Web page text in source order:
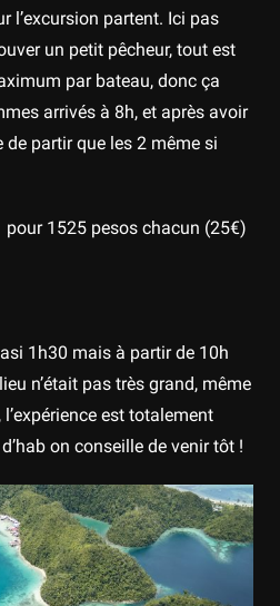
l’excursion partent. Ici pas
un petit pêcheur, tout est
par bateau, donc ça
arrivés à 8h, et après avoir
partir que les 2 même si
pour 1525 pesos chacun (25€)
1h30 mais à partir de 10h
n’était pas très grand, même
est totalement
on conseille de venir tôt !